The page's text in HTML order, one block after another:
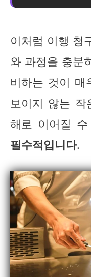
이처럼 이행 청
와 과정을 충분
비하는 것이 매
보이지 않는
해로 이어질 수
필수적입니다.